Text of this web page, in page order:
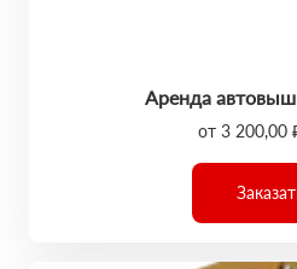
Аренда
от 3 200,00